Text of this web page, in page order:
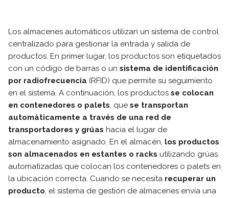
Los almacenes automáticos utilizan un sistema de control
centralizado para gestionar la entrada y salida de
productos. En primer lugar, los productos son etiquetados
con un código de barras o un sistema de identificación
por radiofrecuencia (RFID) que permite su seguimiento
en el sistema. A continuación, los productos se colocan
en contenedores o palets, que se transportan
automáticamente a través de una red de
transportadores y grúas hacia el lugar de
almacenamiento asignado. En el almacén, los productos
son almacenados en estantes o racks utilizando grúas
automatizadas que colocan los contenedores o palets en
la ubicación correcta. Cuando se necesita recuperar un
producto, el sistema de gestión de almacenes envía una